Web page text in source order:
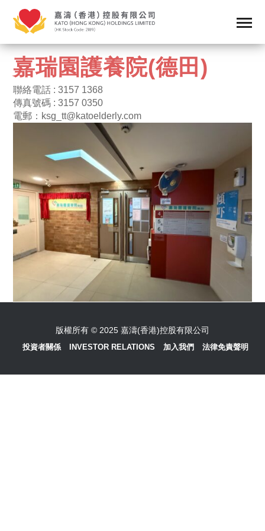
嘉瑞園護養院(德田)
聯絡電話 : 3157 1368
傳真號碼 : 3157 0350
電郵： ksg_tt@katoelderly.com
版權所有 © 2025 嘉濤(香港)控股有限公司
投資者關係 INVESTOR RELATIONS 加入我們 法律免責聲明